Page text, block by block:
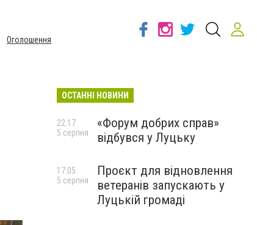
Оголошення
ОСТАННІ НОВИНИ
«Форум добрих справ»
відбувся у Луцьку
22:17
5 серпня
Проєкт для відновлення
ветеранів запускають у
Луцькій громаді
17:05
5 серпня